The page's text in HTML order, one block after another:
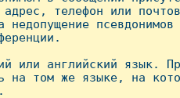
телефон или
недопущение псевдонимов
или английский язык.
на том же языке, на